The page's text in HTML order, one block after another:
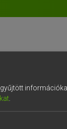
.
4 5 6